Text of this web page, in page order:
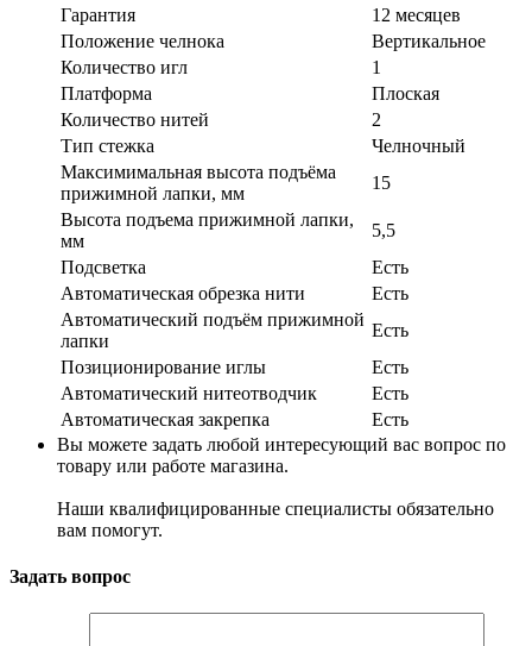
Гарантия
12 месяцев
Положение челнока
Вертикальное
Количество игл
1
Платформа
Плоская
Количество нитей
2
Тип стежка
Челночный
Максимимальная высота подъёма
прижимной лапки, мм
15
Высота подъема прижимной лапки,
мм
5,5
Подсветка
Есть
Автоматическая обрезка нити
Есть
Автоматический подъём прижимной
лапки
Есть
Позиционирование иглы
Есть
Автоматический нитеотводчик
Есть
Автоматическая закрепка
Есть
Вы можете задать любой интересующий вас вопрос по
товару или работе магазина.
Наши квалифицированные специалисты обязательно
вам помогут.
Задать вопрос